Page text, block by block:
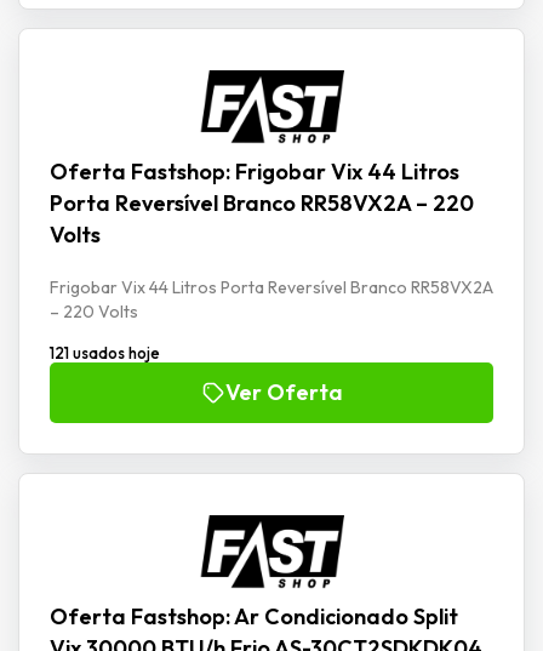
Oferta Fastshop: Frigobar Vix 44 Litros
Porta Reversível Branco RR58VX2A – 220
Volts
Frigobar Vix 44 Litros Porta Reversível Branco RR58VX2A
– 220 Volts
121 usados hoje
Ver Oferta
Oferta Fastshop: Ar Condicionado Split